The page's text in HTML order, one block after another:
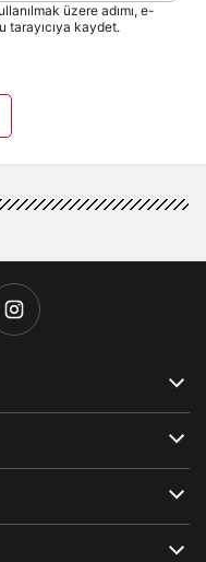
üzere adımı, e-
tarayıcıya kaydet.